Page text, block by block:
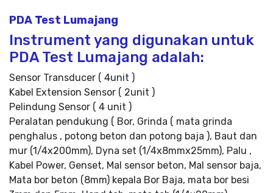
PDA Test Lumajang
Instrument yang digunakan untuk
PDA Test Lumajang adalah:
Sensor Transducer ( 4unit )
Kabel Extension Sensor ( 2unit )
Pelindung Sensor ( 4 unit )
Peralatan pendukung ( Bor, Grinda ( mata grinda
penghalus , potong beton dan potong baja ), Baut dan
mur (1/4x200mm), Dyna set (1/4x8mmx25mm), Palu ,
Kabel Power, Genset, Mal sensor beton, Mal sensor baja,
Mata bor beton (8mm) kepala Bor Baja, mata bor besi